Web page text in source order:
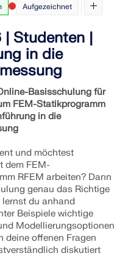
und
TRETEN
Anbieters von
Ihre Karriere auf ein
Aufgezeichnet
| Studenten |
in die
Basisschulung für
FEM-Statikprogramm
in die
und möchtest
dem FEM-
RFEM arbeiten? Dann
genau das Richtige
lernst du anhand
Beispiele wichtige
Modellierungsoptionen
deine offenen Fragen
diskutiert